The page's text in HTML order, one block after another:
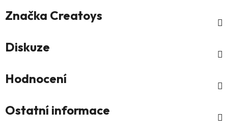
Značka Creatoys
Diskuze
Hodnocení
Ostatní informace